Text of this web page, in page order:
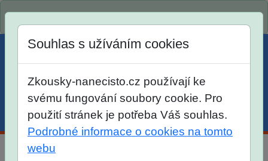
Menu Účet Košík
Souhlas s užíváním cookies
Zkousky-nanecisto.cz používají ke
svému fungování soubory cookie. Pro
použití stránek je potřeba Váš souhlas.
Podrobné informace o cookies na tomto
webu